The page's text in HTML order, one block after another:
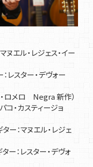
ヌエル・レジェス・イー
レスター・デヴォー
・ロメロ Negra 新作）
コ・カスティージョ
ター：マヌエル・レジェ
ター：レスター・デヴォ